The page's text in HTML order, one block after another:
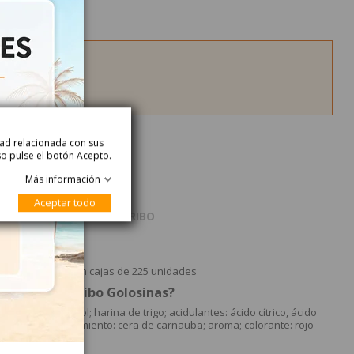
Acerca de HARIBO
Se venden en cajas de 225 unidades
225uds Haribo Golosinas?
de sorbitol; harina de trigo; acidulantes: ácido cítrico, ácido
de recubrimiento: cera de carnauba; aroma; colorante: rojo
relacionada con sus
pulse el botón Acepto.
Más información
Aceptar todo